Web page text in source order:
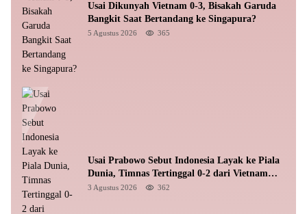
Usai Dikunyah Vietnam 0-3, Bisakah Garuda
Bangkit Saat Bertandang ke Singapura?
5 Agustus 2026 365
Usai Prabowo Sebut Indonesia Layak ke Piala
Dunia, Timnas Tertinggal 0-2 dari Vietnam
Babak I Piala ASEAN
3 Agustus 2026 362